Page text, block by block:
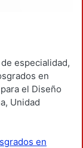
especialidad,
en
el Diseño
Unidad
en